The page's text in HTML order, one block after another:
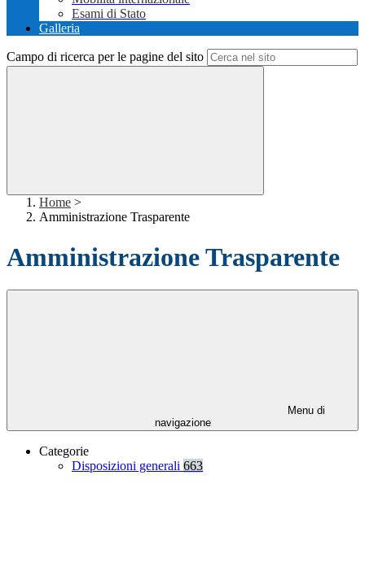
Esami di Stato
Galleria
Campo di ricerca per le pagine del sito
Home >
Amministrazione Trasparente
Amministrazione Trasparente
Menu di
navigazione
Categorie
Disposizioni generali 663